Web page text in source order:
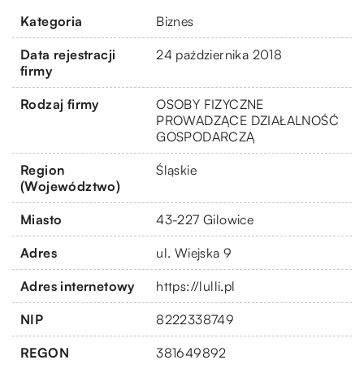
Kategoria Biznes
Data rejestracji
firmy
24 października 2018
Rodzaj firmy
OSOBY FIZYCZNE
PROWADZĄCE DZIAŁALNOŚĆ
GOSPODARCZĄ
Region
(Województwo)
Śląskie
Miasto 43-227 Gilowice
Adres ul. Wiejska 9
Adres internetowy https://lulli.pl
NIP 8222338749
REGON 381649892